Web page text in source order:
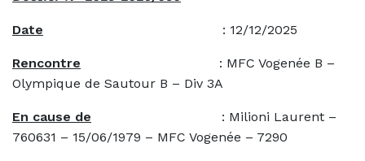
Date : 12/12/2025
Rencontre : MFC Vogenée B –
Olympique de Sautour B – Div 3A
En cause de : Milioni Laurent –
760631 – 15/06/1979 – MFC Vogenée – 7290